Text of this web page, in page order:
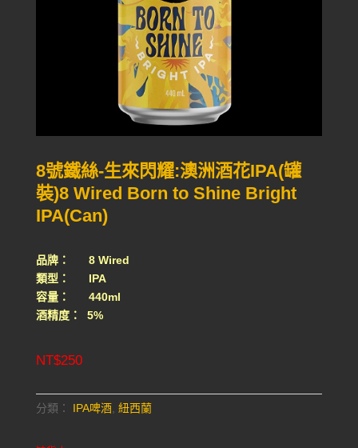
8號鐵絲-生來閃耀:澳洲酒花IPA(罐
裝)8 Wired Born to Shine Bright
IPA(Can)
品牌： 8 Wired
類型： IPA
容量： 440ml
酒精度： 5%
NT$250
分類： IPA啤酒, 紐西蘭